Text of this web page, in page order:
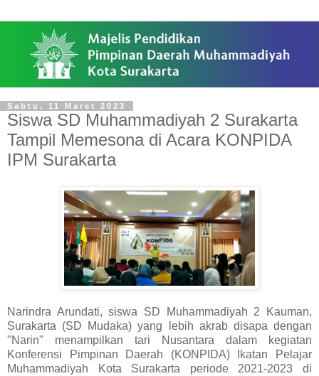
Sabtu, 11 Maret 2023
Siswa SD Muhammadiyah 2 Surakarta
Tampil Memesona di Acara KONPIDA
IPM Surakarta
Narindra Arundati, siswa SD Muhammadiyah 2 Kauman,
Surakarta (SD Mudaka) yang lebih akrab disapa dengan
"Narin" menampilkan tari Nusantara dalam kegiatan
Konferensi Pimpinan Daerah (KONPIDA) Ikatan Pelajar
Muhammadiyah Kota Surakarta periode 2021-2023 di